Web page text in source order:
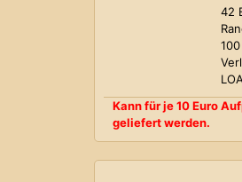
42
Kann für je 10 Euro
geliefert werden.